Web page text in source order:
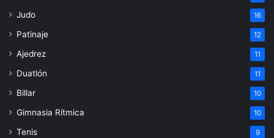
Judo 16
Patinaje 12
Ajedrez 11
Duatlón 11
Billar 10
Gimnasia Rítmica 10
Tenis 9